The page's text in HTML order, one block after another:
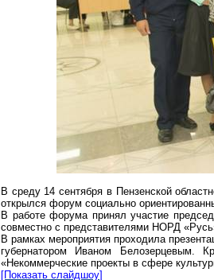
В среду 14 сентября в Пензенской
открылся форум социально
В работе форума принял участие
совместно с представителями НОРД
В рамках мероприятия проходила
губернатором Иваном Белозерцевым.
«Некоммерческие проекты в сфере
[Показать слайдшоу]